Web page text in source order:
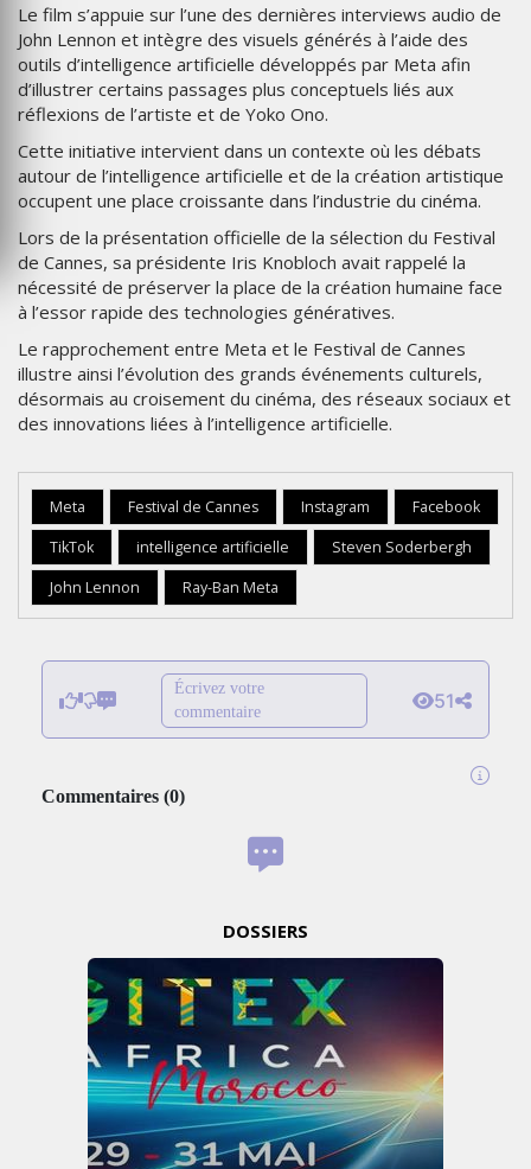
Le film s’appuie sur l’une des dernières interviews audio de
John Lennon et intègre des visuels générés à l’aide des
outils d’intelligence artificielle développés par Meta afin
d’illustrer certains passages plus conceptuels liés aux
réflexions de l’artiste et de Yoko Ono.
Cette initiative intervient dans un contexte où les débats
autour de l’intelligence artificielle et de la création artistique
occupent une place croissante dans l’industrie du cinéma.
Lors de la présentation officielle de la sélection du Festival
de Cannes, sa présidente Iris Knobloch avait rappelé la
nécessité de préserver la place de la création humaine face
à l’essor rapide des technologies génératives.
Le rapprochement entre Meta et le Festival de Cannes
illustre ainsi l’évolution des grands événements culturels,
désormais au croisement du cinéma, des réseaux sociaux et
des innovations liées à l’intelligence artificielle.
Meta Festival de Cannes Instagram
Facebook
TikTok
intelligence artificielle
Steven Soderbergh
John Lennon
Ray-Ban Meta
Écrivez votre
commentaire
51
Commentaires (0)
DOSSIERS